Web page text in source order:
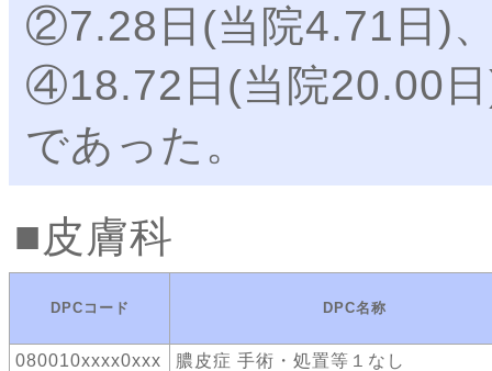
②7.28日(当院4.71日)
④18.72日(当院20.00
であった。
皮膚科
DPCコード DPC名称
080010xxxx0xxx
膿皮症 手術・処置等１なし